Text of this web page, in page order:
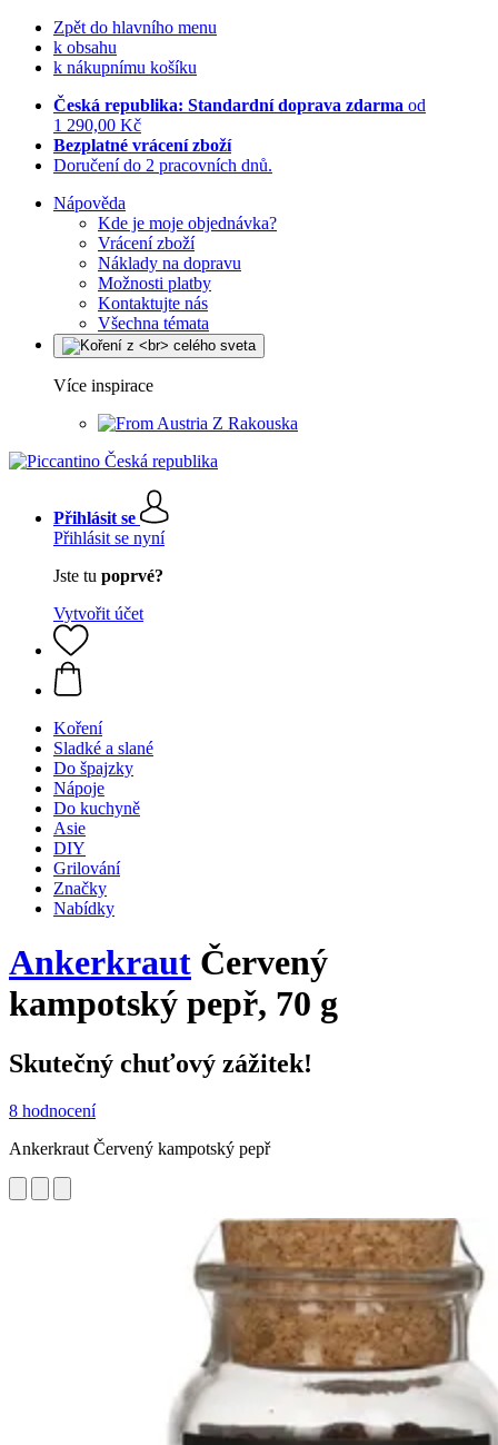
Zpět do hlavního menu
k obsahu
k nákupnímu košíku
Česká republika: Standardní doprava zdarma od
1 290,00 Kč
Bezplatné vrácení zboží
Doručení do 2 pracovních dnů.
Nápověda
Kde je moje objednávka?
Vrácení zboží
Náklady na dopravu
Možnosti platby
Kontaktujte nás
Všechna témata
Více inspirace
Z Rakouska
Přihlásit se
Přihlásit se nyní
Jste tu poprvé?
Vytvořit účet
Koření
Sladké a slané
Do špajzky
Nápoje
Do kuchyně
Asie
DIY
Grilování
Značky
Nabídky
Ankerkraut Červený
kampotský pepř, 70 g
Skutečný chuťový zážitek!
8 hodnocení
Ankerkraut Červený kampotský pepř